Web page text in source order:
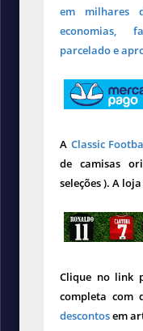
em milhares
economias,
parcelado e
A Classic
de camisas
seleções ). A
Clique no link
completa com
descontosem